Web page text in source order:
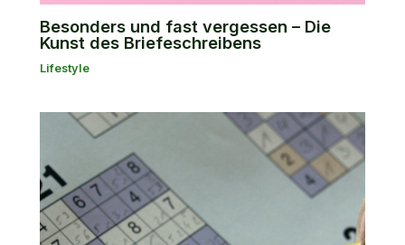
Besonders und fast vergessen – Die
Kunst des Briefeschreibens
Lifestyle